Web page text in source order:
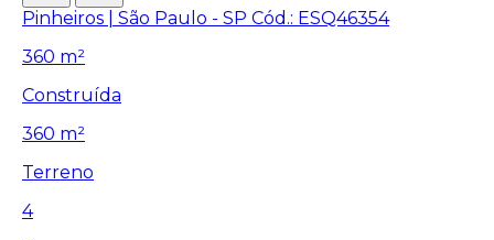
Pinheiros | São Paulo - SP Cód.: ESQ46354
360 m²
Construída
360 m²
Terreno
4